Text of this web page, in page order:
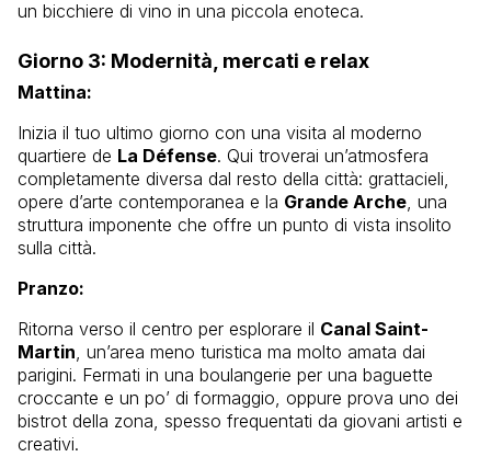
un bicchiere di vino in una piccola enoteca.
Giorno 3: Modernità, mercati e relax
Mattina:
Inizia il tuo ultimo giorno con una visita al moderno
quartiere de La Défense. Qui troverai un’atmosfera
completamente diversa dal resto della città: grattacieli,
opere d’arte contemporanea e la Grande Arche, una
struttura imponente che offre un punto di vista insolito
sulla città.
Pranzo:
Ritorna verso il centro per esplorare il Canal Saint-
Martin, un’area meno turistica ma molto amata dai
parigini. Fermati in una boulangerie per una baguette
croccante e un po’ di formaggio, oppure prova uno dei
bistrot della zona, spesso frequentati da giovani artisti e
creativi.